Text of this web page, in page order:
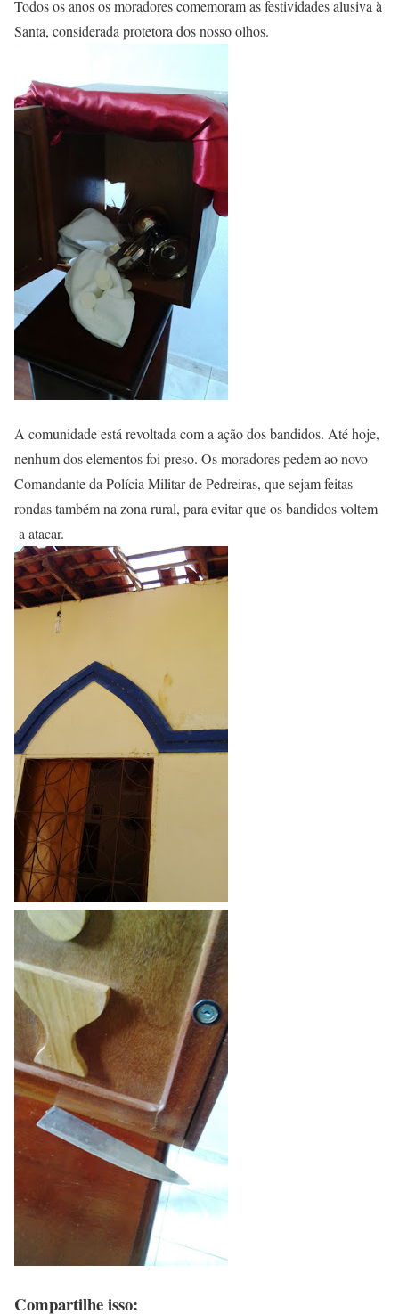
Todos os anos os moradores comemoram as festividades alusiva à
Santa, considerada protetora dos nosso olhos.
A comunidade está revoltada com a ação dos bandidos. Até hoje,
nenhum dos elementos foi preso. Os moradores pedem ao novo
Comandante da Polícia Militar de Pedreiras, que sejam feitas
rondas também na zona rural, para evitar que os bandidos voltem
a atacar.
Compartilhe isso: